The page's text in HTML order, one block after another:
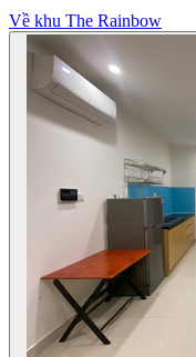
Về khu The Rainbow